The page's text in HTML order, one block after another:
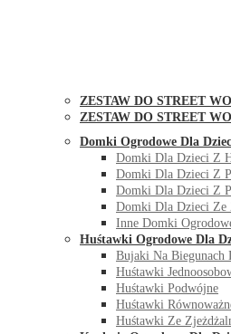
ZESTAW DO STREET
ZESTAW DO STREET
Domki Ogrodowe Dla
Domki Dla Dzieci Z
Domki Dla Dzieci Z
Domki Dla Dzieci Z
Domki Dla Dzieci Ze
Inne Domki
Huśtawki Ogrodowe Dla
Bujaki Na Biegunach
Huśtawki
Huśtawki Podwójne
Huśtawki
Huśtawki Ze